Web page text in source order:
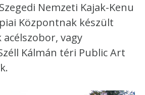
Nemzeti Kajak-Kenu
Központnak készült
vagy
Kálmán téri Public Art